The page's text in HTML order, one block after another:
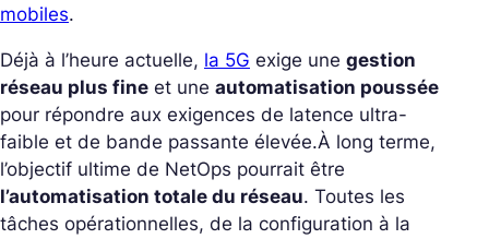
mobiles.
Déjà à l’heure actuelle, la 5G exige une gestion
réseau plus fine et une automatisation poussée
pour répondre aux exigences de latence ultra-
faible et de bande passante élevée.À long terme,
l’objectif ultime de NetOps pourrait être
l’automatisation totale du réseau. Toutes les
tâches opérationnelles, de la configuration à la